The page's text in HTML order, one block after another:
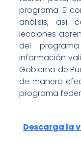
programa. El
análisis, así
lecciones
del
información
Gobierno de
de manera
programa
Descarga la